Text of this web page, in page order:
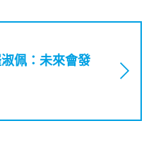
佩：未來會發